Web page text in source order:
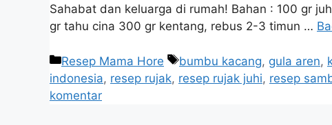
Sahabat dan keluarga di rumah! Bahan : 100 gr
gr tahu cina 300 gr kentang, rebus 2-3 timun …
Resep Mama Hore bumbu kacang, gula aren,
indonesia, resep rujak, resep rujak juhi, resep
komentar